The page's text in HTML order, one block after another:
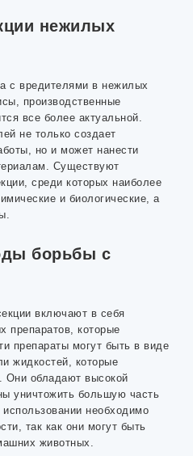
нежилых
с вредителями в нежилых
производственные
все более актуальной.
не только создает
но и может нанести
Существуют
среди которых наиболее
и биологические, а
борьбы с
включают в себя
препаратов, которые
препараты могут быть в виде
жидкостей, которые
обладают высокой
уничтожить большую часть
необходимо
так как они могут быть
животных.